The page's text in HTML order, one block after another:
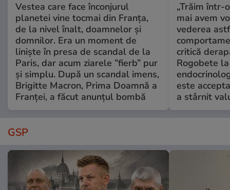
Vestea care face înconjurul
planetei vine tocmai din Franța,
de la nivel înalt, doamnelor și
domnilor. Era un moment de
liniște în presa de scandal de la
Paris, dar acum ziarele ”fierb” pur
și simplu. După un scandal imens,
Brigitte Macron, Prima Doamnă a
Franței, a făcut anunțul bombă
„Trăim într-
mai avem
vederea
critică
Rogobete
este
a stârnit
GSP